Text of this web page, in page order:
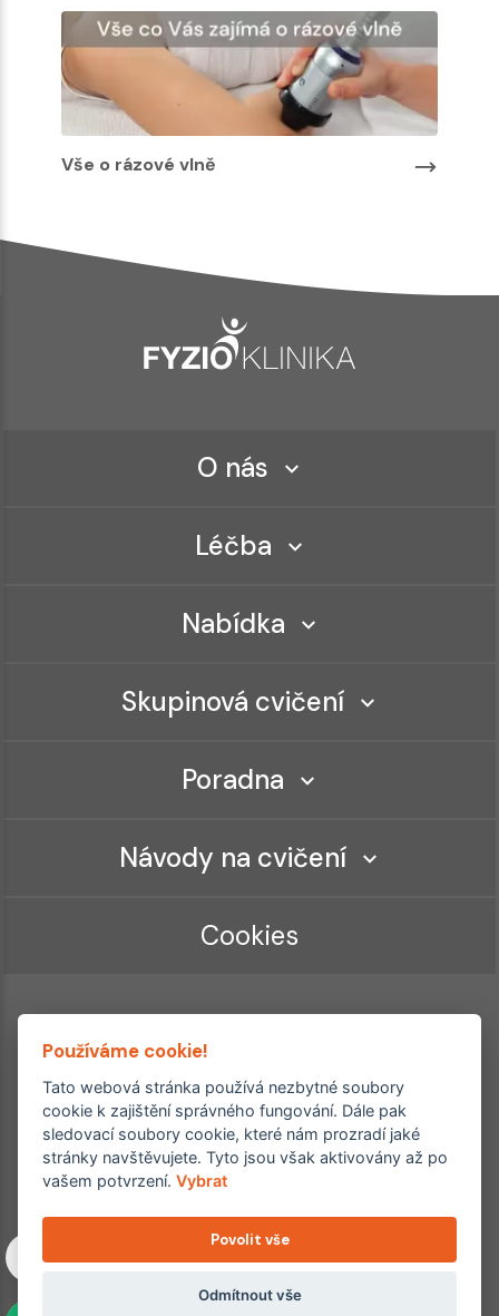
Vše o rázové vlně
O nás
Léčba
Nabídka
Skupinová cvičení
Poradna
Návody na cvičení
Cookies
Ordinace roku
Rehabilitační ordinace
2. místo – 2017/2019
Copyright © 2011–2026 FYZIOklinika s.r.o.
Machkova 1642/2, Praha 4, Jižní Město – Chodov
Všechna práva vyhrazena. Jakékoliv užití obsahu či jeho částí
Používáme cookie!
Tato webová stránka používá nezbytné soubory
cookie k zajištění správného fungování. Dále pak
sledovací soubory cookie, které nám prozradí jaké
stránky navštěvujete. Tyto jsou však aktivovány až po
vašem potvrzení.Vybrat
Povolit vše
Odmítnout vše